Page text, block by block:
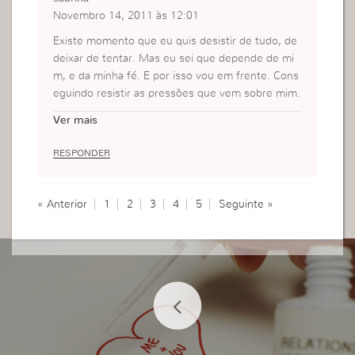
Novembro 14, 2011 às 12:01
Existe momento que eu quis desistir de tudo, de
deixar de tentar. Mas eu sei que depende de mi
m, e da minha fé. E por isso vou em frente. Cons
eguindo resistir as pressões que vem sobre mim.
Ver mais
RESPONDER
« Anterior 1 2 3 4 5 Seguinte »